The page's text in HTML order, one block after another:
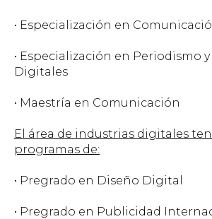
• Especialización en
• Especialización en Periodismo
Digitales
• Maestría en Comunicación
El área de industrias digitales
programas de:
• Pregrado en Diseño Digital
• Pregrado en Publicidad